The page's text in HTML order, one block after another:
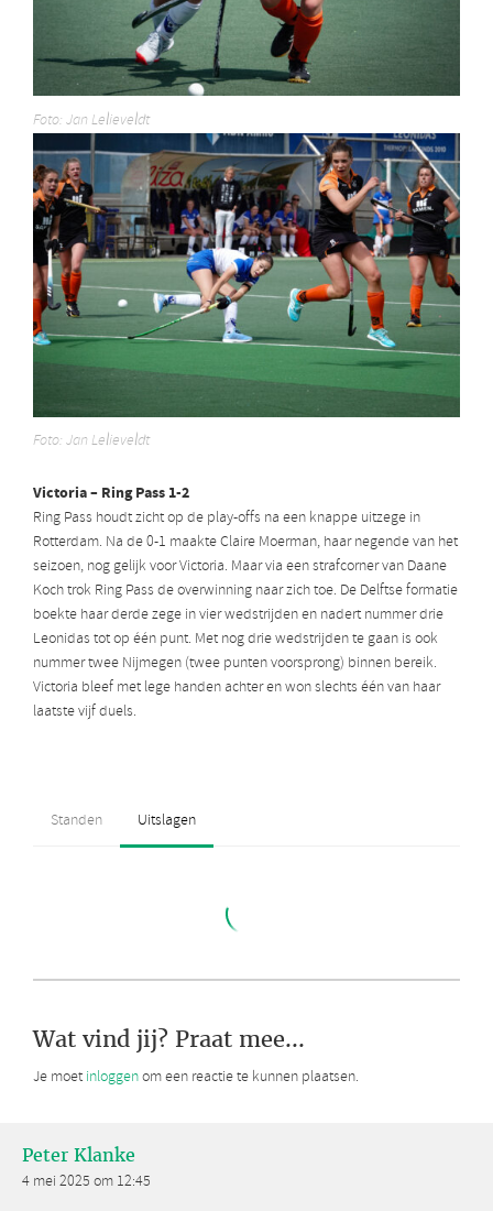
Foto: Jan Lelieveldt
Foto: Jan Lelieveldt
Victoria – Ring Pass 1-2
Ring Pass houdt zicht op de play-offs na een knappe uitzege in
Rotterdam. Na de 0-1 maakte Claire Moerman, haar negende van het
seizoen, nog gelijk voor Victoria. Maar via een strafcorner van Daane
Koch trok Ring Pass de overwinning naar zich toe. De Delftse formatie
boekte haar derde zege in vier wedstrijden en nadert nummer drie
Leonidas tot op één punt. Met nog drie wedstrijden te gaan is ook
nummer twee Nijmegen (twee punten voorsprong) binnen bereik.
Victoria bleef met lege handen achter en won slechts één van haar
laatste vijf duels.
Wat vind jij? Praat mee...
Je moet inloggenom een reactie te kunnen plaatsen.
Peter Klanke
4 mei 2025 om 12:45